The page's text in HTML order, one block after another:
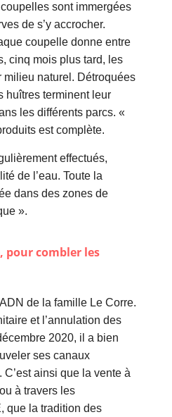
sont immergées
de s’y accrocher.
coupelle donne entre
cinq mois plus tard, les
milieu naturel. Détroquées
huîtres terminent leur
les différents parcs. «
est complète.
effectués,
de l’eau. Toute la
dans des zones de
».
pour combler les
de la famille Le Corre.
et l’annulation des
2020, il a bien
ses canaux
ainsi que la vente à
à travers les
que la tradition des